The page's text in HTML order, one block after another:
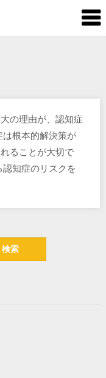
の理由が、認知症
根本的解決策が
ることが大切で
知症のリスクを